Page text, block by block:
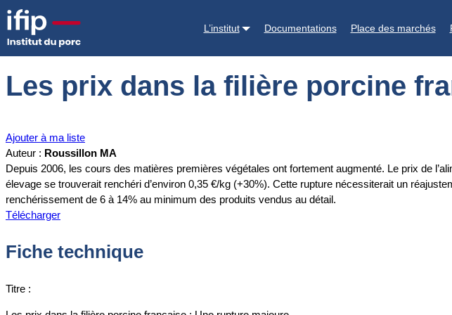
L’institut Documentations Place des marchés
Accueil Documentations
Les prix dans la filière porcine
Ajouter à ma liste
Auteur : Roussillon MA
Depuis 2006, les cours des matières premières végétales ont fortement augmenté. Le prix de
élevage se trouverait renchéri d’environ 0,35 €/kg (+30%). Cette rupture nécessiterait un
renchérissement de 6 à 14% au minimum des produits vendus au détail.
Télécharger
Fiche technique
Titre :